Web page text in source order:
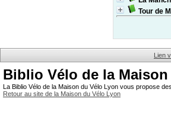
Tour de
Lien
Biblio Vélo de la
La Biblio Vélo de la Maison du Vélo Lyon vous propose
Retour au site de la Maison du Vélo Lyon